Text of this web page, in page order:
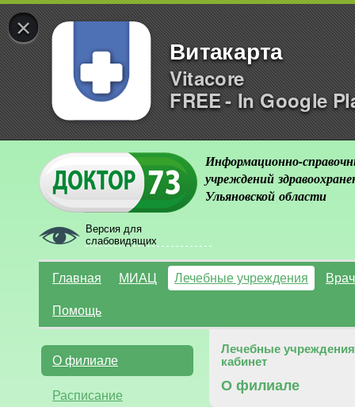
×
Витакарта
Vitacore
FREE - In Google
Версия для
слабовидящих
Информационно-
учреждений
Ульяновской области
Главная МИАЦ Лечебные учреждения
Помощь
О филиале
Расписание
Лечебные учреждения
кабинет
О филиале